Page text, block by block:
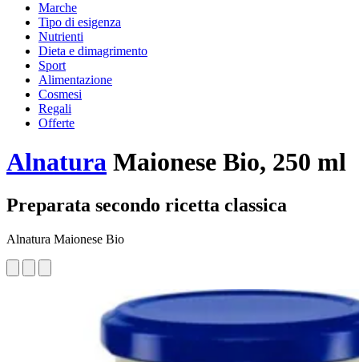
Marche
Tipo di esigenza
Nutrienti
Dieta e dimagrimento
Sport
Alimentazione
Cosmesi
Regali
Offerte
Alnatura Maionese Bio, 250 ml
Preparata secondo ricetta classica
Alnatura Maionese Bio